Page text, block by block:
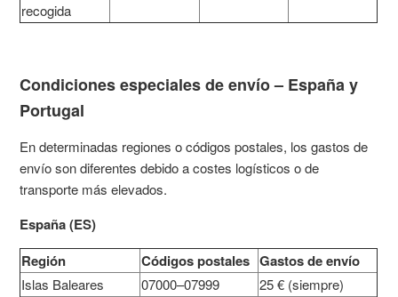
recogida
Condiciones especiales de envío – España y
Portugal
En determinadas regiones o códigos postales, los gastos de
envío son diferentes debido a costes logísticos o de
transporte más elevados.
España (ES)
Región
Códigos postales Gastos de envío
Islas Baleares 07000–07999
25 € (siempre)